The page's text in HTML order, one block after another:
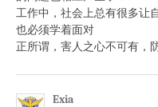
工作中，社会上总有很多让
也必须学着面对
正所谓，害人之心不可有，
Exia